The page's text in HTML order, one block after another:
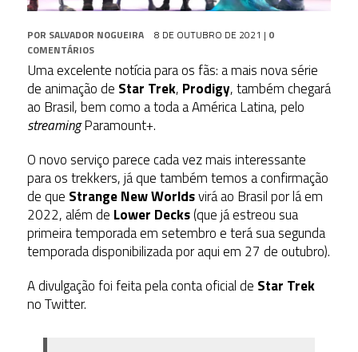
POR SALVADOR NOGUEIRA 8 DE OUTUBRO DE 2021 | 0
COMENTÁRIOS
Uma excelente notícia para os fãs: a mais nova série
de animação de Star Trek, Prodigy, também chegará
ao Brasil, bem como a toda a América Latina, pelo
streamingParamount+.
O novo serviço parece cada vez mais interessante
para os trekkers, já que também temos a confirmação
de que Strange New Worldsvirá ao Brasil por lá em
2022, além de Lower Decks(que já estreou sua
primeira temporada em setembro e terá sua segunda
temporada disponibilizada por aqui em 27 de outubro).
A divulgação foi feita pela conta oficial de Star Trek
no Twitter.